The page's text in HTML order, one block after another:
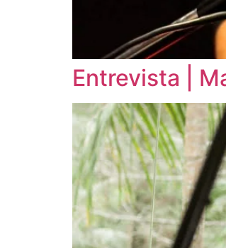
Entrevista |